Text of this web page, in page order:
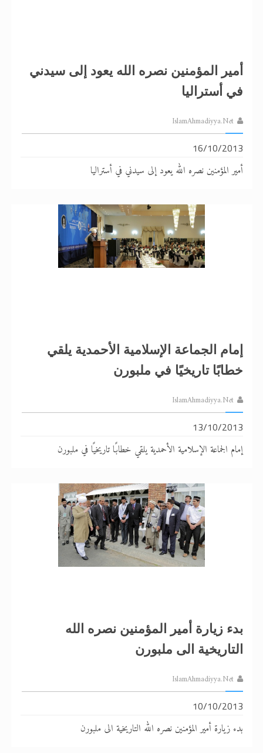
أمير المؤمنين نصره الله يعود إلى سيدني
في أستراليا
IslamAhmadiyya.Net
16/10/2013
أمير المؤمنين نصره الله يعود إلى سيدني في أستراليا
إمام الجماعة الإسلامية الأحمدية يلقي
خطابًا تاريخيًا في ملبورن
IslamAhmadiyya.Net
13/10/2013
إمام الجماعة الإسلامية الأحمدية يلقي خطابًا تاريخيًا في ملبورن
بدء زيارة أمير المؤمنين نصره الله
التاريخية الى ملبورن
IslamAhmadiyya.Net
10/10/2013
بدء زيارة أمير المؤمنين نصره الله التاريخية الى ملبورن